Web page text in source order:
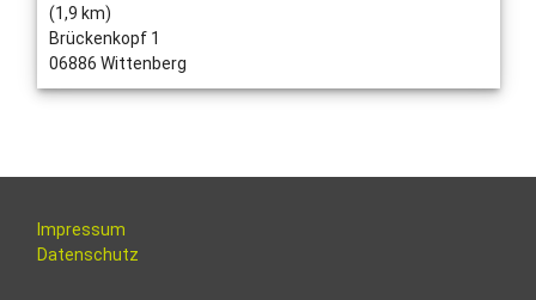
(1,9 km)
Brückenkopf 1
06886 Wittenberg
Impressum
Datenschutz